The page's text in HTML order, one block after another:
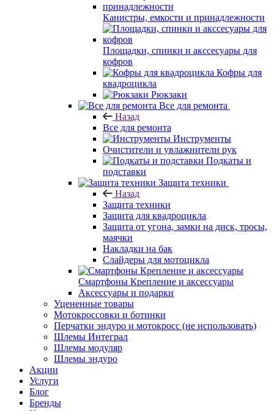
Канистры, емкости и принадлежности
Площадки, спинки и акссесуары для
кофров
Кофры для
квадроцикла
Рюкзаки
Все для ремонта
Назад
Все для ремонта
Инструменты
Очистители и увлажнители рук
Подкаты и
подставки
Защита техники
Назад
Защита техники
Защита для квадроцикла
Защита от угона, замки на диск, тросы,
маячки
Накладки на бак
Слайдеры для мотоцикла
Смартфоны Крепление и аксессуары
Аксессуары и подарки
Уцененные товары
Мотокроссовки и ботинки
Перчатки эндуро и мотокросс (не использовать)
Шлемы Интеграл
Шлемы модуляр
Шлемы эндуро
Акции
Услуги
Блог
Бренды